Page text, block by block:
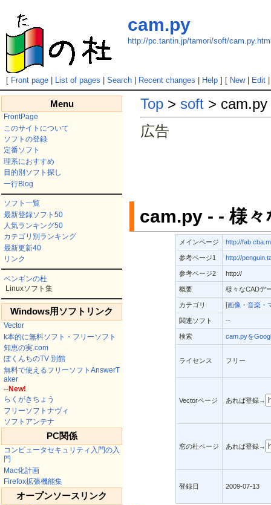
cam.py
http://pc.tantin.jp/tamori/soft/
[ Front page| List of pages Search| Recent changes Help] [ New| Edit
Menu
FrontPage
このサイトについて
ソフトの登録
定番ソフト
理系におすすめ
目的別ソフト探し
一行Blog
ソフト一覧
最新登録ソフト50
人気ランキング50
カテゴリ別ランキング
最新更新40
リンク
ペンギンの杜
Linuxソフト集
Windows用ソフトリンク
Vector
k本的に無料ソフト・フリーソフト
知恵の実.com
ぼくんちのTV 別館
無料で使えるフリーソフトAnswerT
aker
--New!
らくがきちょう
フリーソフトナヴィ
ソフトアンテナ
PC関係
コンピュータセキュリティ入門の入
門
Mac化計画
Firefox拡張機能集
オープンソースリンク
Top > soft > cam.py
広告
cam.py - - 様
メインページ http://
参考ページ1 http://
参考ページ2 http://
概要 様々なCADデ
カテゴリ [画像・音楽・
関連ソフト --
検索 cam.pyを
ライセンス フリー
Vectorページ あれば登録→
窓の杜ページ あれば登録→
登録日 2009-07-13